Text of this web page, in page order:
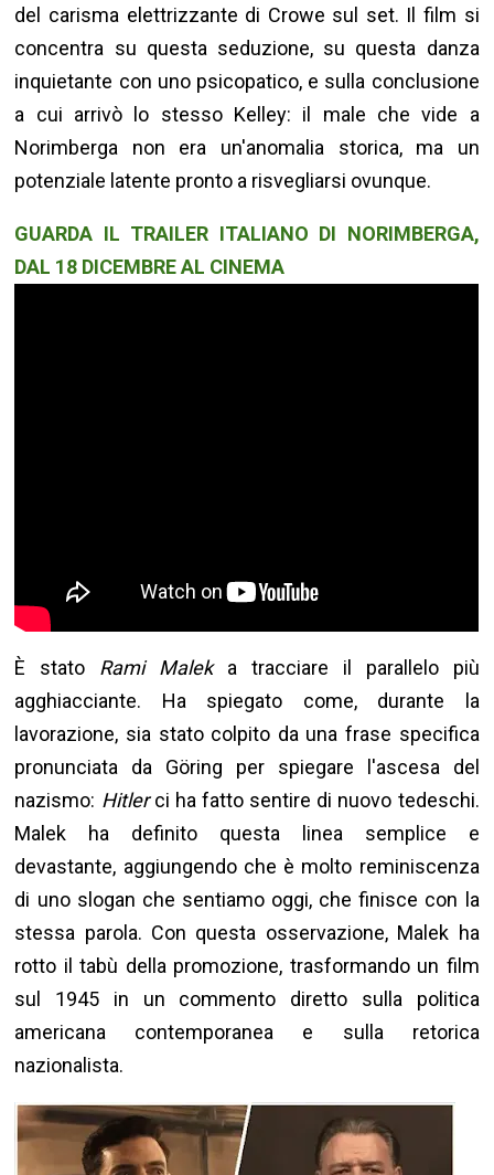
del carisma elettrizzante di Crowe sul set. Il film si
concentra su questa seduzione, su questa danza
inquietante con uno psicopatico, e sulla conclusione
a cui arrivò lo stesso Kelley: il male che vide a
Norimberga non era un'anomalia storica, ma un
potenziale latente pronto a risvegliarsi ovunque.
GUARDA IL TRAILER ITALIANO DI NORIMBERGA,
DAL 18 DICEMBRE AL CINEMA
È stato Rami Maleka tracciare il parallelo più
agghiacciante. Ha spiegato come, durante la
lavorazione, sia stato colpito da una frase specifica
pronunciata da Göring per spiegare l'ascesa del
nazismo: Hitlerci ha fatto sentire di nuovo tedeschi.
Malek ha definito questa linea semplice e
devastante, aggiungendo che è molto reminiscenza
di uno slogan che sentiamo oggi, che finisce con la
stessa parola. Con questa osservazione, Malek ha
rotto il tabù della promozione, trasformando un film
sul 1945 in un commento diretto sulla politica
americana contemporanea e sulla retorica
nazionalista.